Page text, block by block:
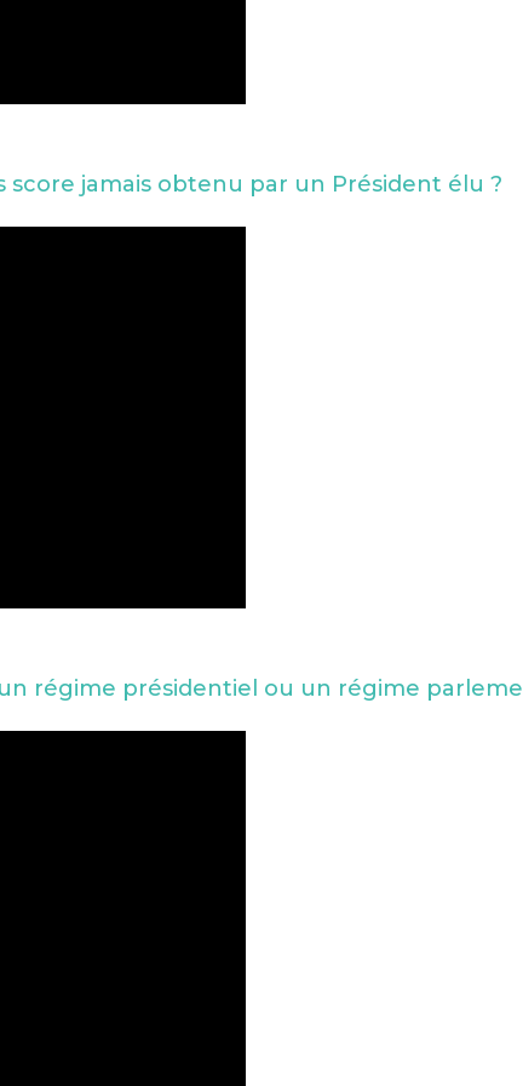
score jamais obtenu par un Président élu ?
un régime présidentiel ou un régime